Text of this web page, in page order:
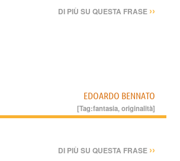
DI PIÙ SU QUESTA FRASE ››
EDOARDO BENNATO
[Tag:fantasia,originalità]
DI PIÙ SU QUESTA FRASE ››